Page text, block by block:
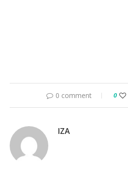
0 comment 0
IZA